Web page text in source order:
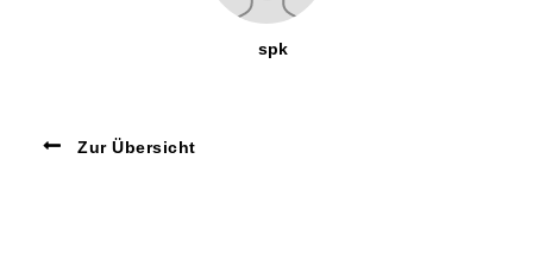
spk
Zur Übersicht